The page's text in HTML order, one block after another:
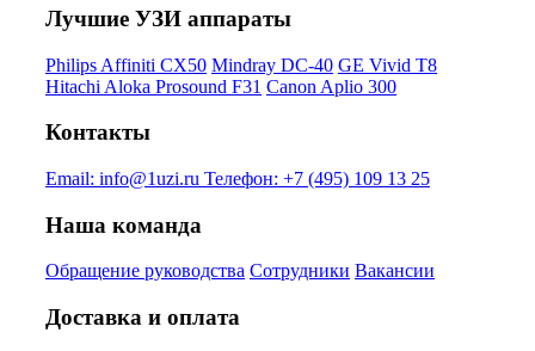
Лучшие УЗИ аппараты
Philips Affiniti CX50 Mindray DC-40 GE Vivid T8
Hitachi Aloka Prosound F31 Canon Aplio 300
Контакты
Email: info@1uzi.ru Телефон: +7 (495) 109 13 25
Наша команда
Обращение руководства Сотрудники Вакансии
Доставка и оплата